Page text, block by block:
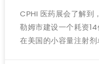
CPHI 医药展会了解到
勒姆市建设一个耗资
在美国的小容量注射剂